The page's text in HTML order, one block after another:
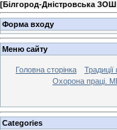
[Білгород-Дністровська
Форма входу
Меню сайту
Головна сторінка
Охорона праці.
Categories